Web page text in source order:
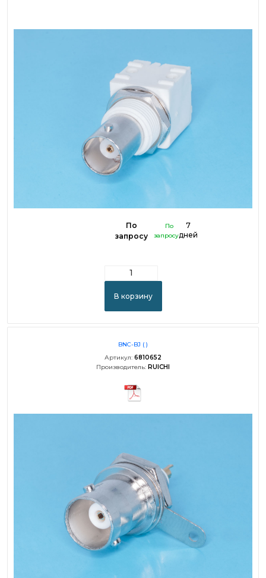
По
запросу
По
запросу
7
дней
В корзину
BNC-BJ ( )
Артикул: 6810652
Производитель: RUICHI